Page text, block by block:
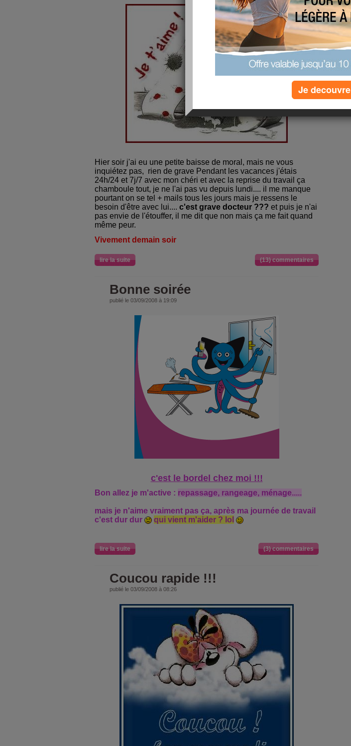
Hier soir j'ai eu une petite baisse de moral, mais ne vous
inquiétez pas, rien de grave Pendant les vacances j'étais
24h/24 et 7j/7 avec mon chéri et avec la reprise du travail ça
chamboule tout, je ne l'ai pas vu depuis lundi.... il me manque
pourtant on se tel + mails tous les jours mais je ressens le
besoin d'être avec lui.... c'est grave docteur ??? et puis je n'ai
pas envie de l'étouffer, il me dit que non mais ça me fait quand
même peur.
Vivement demain soir
lire la suite (13) commentaires
Bonne soirée
publié le 03/09/2008 à 19:09
c'est le bordel chez moi !!!
Bon allez je m'active : repassage, rangeage, ménage.....
mais je n'aime vraiment pas ça, après ma journée de travail
c'est dur dur
qui vient m'aider ? lol
lire la suite (3) commentaires
Coucou rapide !!!
publié le 03/09/2008 à 08:26
Je decouvre